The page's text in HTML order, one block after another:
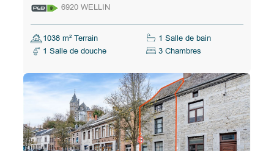
6920 WELLIN
1038 m² Terrain
1 Salle de bain
1 Salle de douche
3 Chambres